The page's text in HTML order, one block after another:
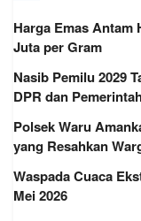
Harga Emas Antam
Juta per Gram
Nasib Pemilu 2029
DPR dan
Polsek Waru
yang Resahkan
Waspada Cuaca
Mei 2026